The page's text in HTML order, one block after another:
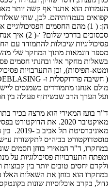
העמדות הוא אתגר אף קשה יותר
קפואים בעמדותיהם. לכן, שתי
הן: ( 1) מהם החסמים
סכסוכים בדרכי
פסיכולוגיות שיכולות להתמודד עם
מספר דוגמאות מתוך המחקר שלי
בשאלות מחקר אלו ובחנתי חסמים
ומטא-תפיסות), וכן התערבויות
מולם אנחנו מתמודדים כשמנסים
ועל הערך הרב שבשיתוף פעולה בין
ד"ר בועז המאירי הוא מרצה בכיר
מאוקטובר 2020. את
פוסטדוקטורט בביה״ס לתקשורת ע״ש
במחקרו, ד"ר המאירי בוחן חסמים
ומפתח התערבויות פסיכולוגיות על
ולקדם יחסים טובים יותר בין קבוצות
במחקרו הוא בוחן את השאלות
גדול, בקרב אוכלוסיות שונות